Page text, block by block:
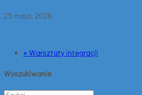
25 maja, 2026
« Warsztaty integracji
Wyszukiwanie